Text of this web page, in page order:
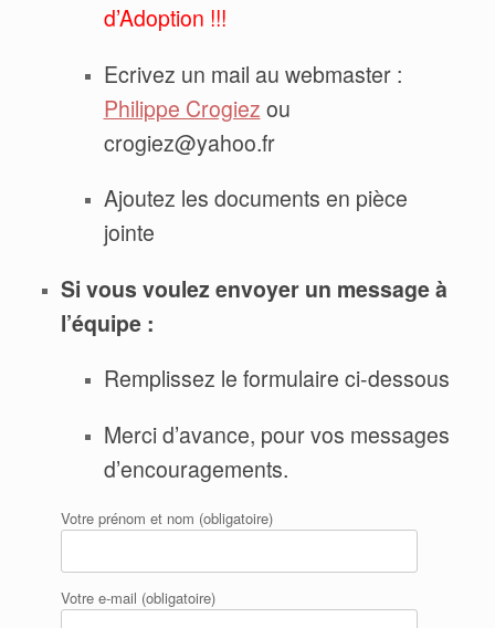
d’Adoption !!!
Ecrivez un mail au webmaster :
Philippe Crogiez ou
crogiez@yahoo.fr
Ajoutez les documents en pièce
jointe
Si vous voulez envoyer un message à
l’équipe :
Remplissez le formulaire ci-dessous
Merci d’avance, pour vos messages
d’encouragements.
Votre prénom et nom (obligatoire)
Votre e-mail (obligatoire)